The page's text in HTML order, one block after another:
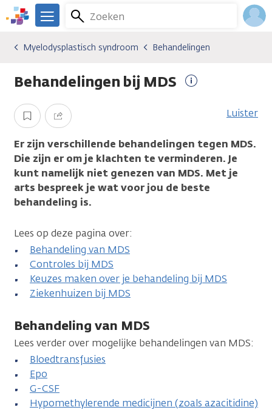
Overslaan
en
gaan
We
er
je.
Zoeken
Menu
Kankersoorten
Myelodysplastisch syndroom
Behandelingen
Myelodysplastisch syndroom Behandelingen
Behandelingen bij MDS
informatie
Opslaan Delen Luister
Er zijn verschillende behandelingen tegen MDS.
Die zijn er om je klachten te verminderen. Je
kunt namelijk niet genezen van MDS. Met je
arts bespreek je wat voor jou de beste
behandeling is.
Lees op deze pagina over:
Behandeling van MDS
Controles bij MDS
Keuzes maken over je behandeling bij MDS
Ziekenhuizen bij MDS
Behandeling van MDS
Lees verder over mogelijke behandelingen van MDS:
Bloedtransfusies
Epo
G-CSF
Hypomethylerende medicijnen (zoals azacitidine)